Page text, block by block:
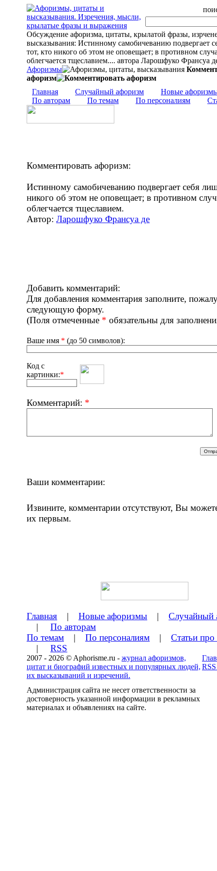
Обсуждение афоризма, цитаты, крылатой фразы,
высказывания: Истинному самобичеванию подвергает
тот, кто никого об этом не оповещает; в противном
облегчается тщеславием.... автора Ларошфуко Франсуа
Афоризмы
афоризм
Главная
Случайный афоризм
Новые
По авторам
По темам По персоналиям
Комментировать афоризм:
Истинному самобичеванию подвергает себя
никого об этом не оповещает; в противном
облегчается тщеславием.
Автор: Ларошфуко Франсуа де
Добавить комментарий:
Для добавления комментария заполните,
следующую форму.
(Поля отмеченные * обязательны для
Ваше имя * (до 50 символов):
Код с
картинки:*
Комментарий: *
Ваши комментарии:
Извините, комментарии отсутствуют, Вы
их первым.
Главная | Новые афоризмы | Случайный
| По авторам
По темам | По персоналиям | Статьи
| RSS
2007 - 2026 © Aphorisme.ru - журнал афоризмов,
цитат и биографий известных и популярных людей,
их высказываний и изречений.
Администрация сайта не несет ответственности за
достоверность указанной информации в рекламных
материалах и объявлениях на сайте.